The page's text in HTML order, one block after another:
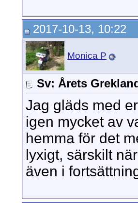
2017-10-13, 10:22
Monica P
Sv: Årets
Jag gläds med
igen mycket av
hemma för det
lyxigt, särskilt
även i